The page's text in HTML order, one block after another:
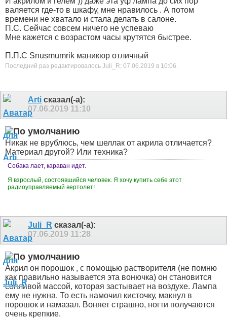
валяется где-то в шкафу, мне нравилось . А потом
времени не хватало и стала делать в салоне.
П.С. Сейчас совсем ничего не успеваю
Мне кажется с возрастом часы крутятся быстрее.
П.П.С Snusmumrik маникюр отличный
Последний раз редактировалось Juli_R; 07.06.2019 в 10:06
Arti сказал(-а):
07.06.2019 11:10
Никак не врублюсь, чем шеллак от акрила отличается?
Материал другой? Или техника?
Собака лает, караван идет.
Я взрослый, состоявшийся человек. Я хочу купить себе этот
радиоуправляемый вертолет!
Juli_R сказал(-а):
07.06.2019 11:28
Акрил он порошок , с помощью растворителя (не помню
как правильно называется эта вонючка) он становится
сопливой массой, которая застывает на воздухе. Лампа
ему не нужна. То есть намочил кисточку, макнул в
порошок и намазал. Воняет страшно, ногти получаются
очень крепкие.